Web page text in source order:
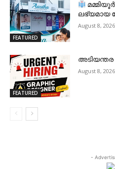
FEATURED
ലഭ്യമായ
August 8,
FEATURED
അടിയന്തര
August 8,
-